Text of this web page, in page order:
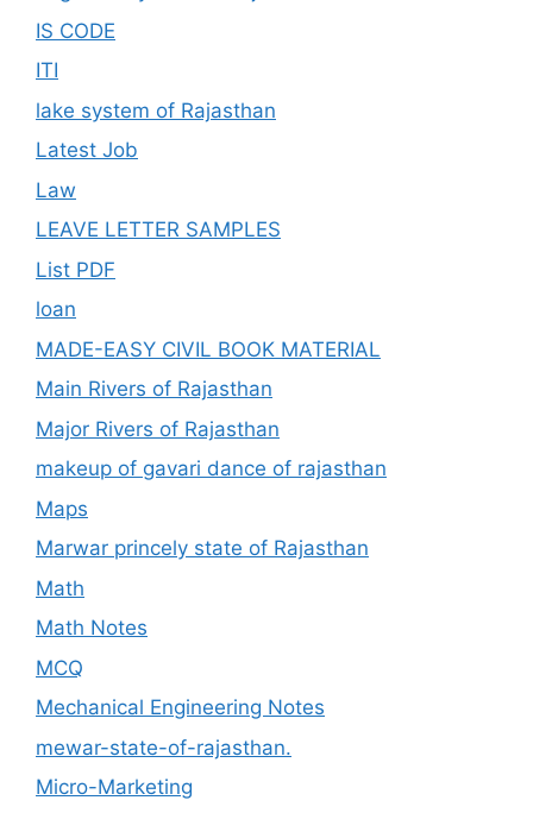
IS CODE
ITI
lake system of Rajasthan
Latest Job
Law
LEAVE LETTER SAMPLES
List PDF
loan
MADE-EASY CIVIL BOOK MATERIAL
Main Rivers of Rajasthan
Major Rivers of Rajasthan
makeup of gavari dance of rajasthan
Maps
Marwar princely state of Rajasthan
Math
Math Notes
MCQ
Mechanical Engineering Notes
mewar-state-of-rajasthan.
Micro-Marketing